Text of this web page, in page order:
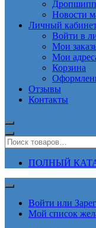
Новости
Личный
Войти в
Мои
Мои
Корзина
Отзывы
Контакты
ПОЛНЫЙ
Войти или
Мой список